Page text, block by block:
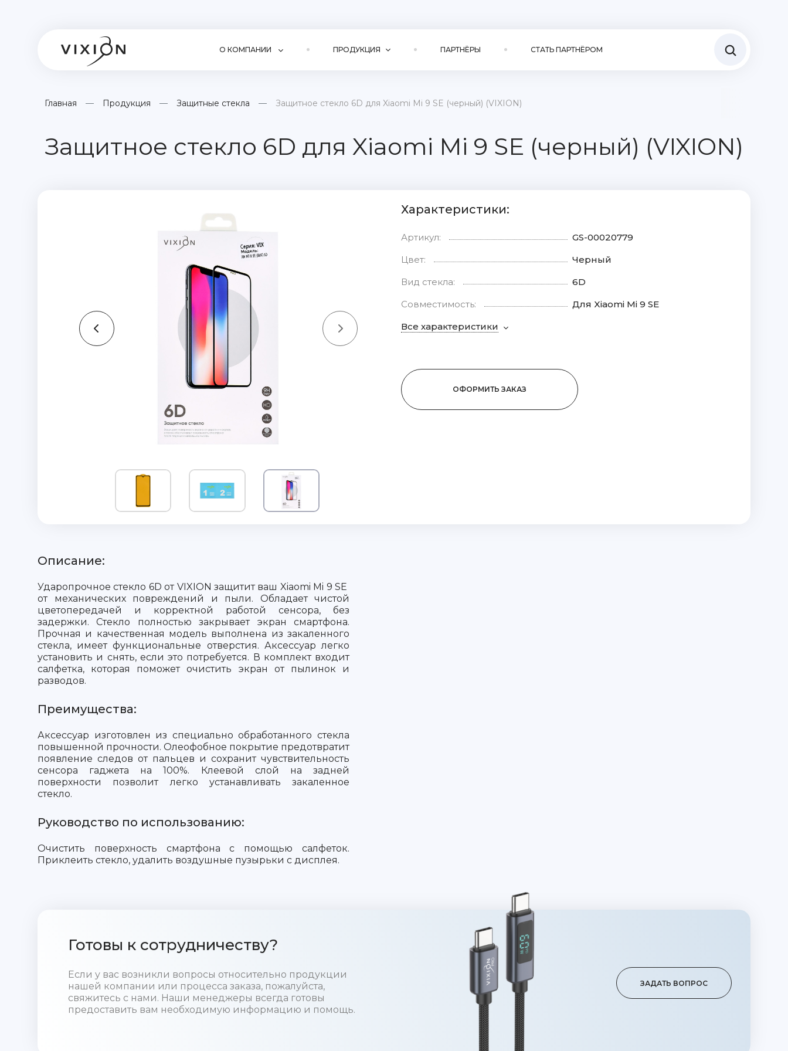
О КОМПАНИИ ПРОДУКЦИЯ ПАРТНЁРЫ СТАТЬ ПАРТНЁРОМ
Главная Продукция Защитные стекла Защитное стекло 6D для Xiaomi Mi 9 SE (черный) (VIXION)
Защитное стекло 6D для Xiaomi Mi 9 SE (черный) (VIXION)
Характеристики:
Артикул:
GS-00020779
Цвет:
Черный
Вид стекла:
6D
Совместимость:
Для Xiaomi Mi 9 SE
Все характеристики
ОФОРМИТЬ ЗАКАЗ
Описание:
Ударопрочное стекло 6D от VIXION защитит ваш Xiaomi Mi 9 SE
от механических повреждений и пыли. Обладает чистой
цветопередачей и корректной работой сенсора, без
задержки. Стекло полностью закрывает экран смартфона.
Прочная и качественная модель выполнена из закаленного
стекла, имеет функциональные отверстия. Аксессуар легко
установить и снять, если это потребуется. В комплект входит
салфетка, которая поможет очистить экран от пылинок и
разводов.
Преимущества:
Аксессуар изготовлен из специально обработанного стекла
повышенной прочности. Олеофобное покрытие предотвратит
появление следов от пальцев и сохранит чувствительность
сенсора гаджета на 100%. Клеевой слой на задней
поверхности позволит легко устанавливать закаленное
стекло.
Руководство по использованию:
Очистить поверхность смартфона с помощью салфеток.
Приклеить стекло, удалить воздушные пузырьки с дисплея.
Готовы к сотрудничеству?
Если у вас возникли вопросы относительно продукции
нашей компании или процесса заказа, пожалуйста,
свяжитесь с нами. Наши менеджеры всегда готовы
предоставить вам необходимую информацию и помощь.
ЗАДАТЬ ВОПРОС